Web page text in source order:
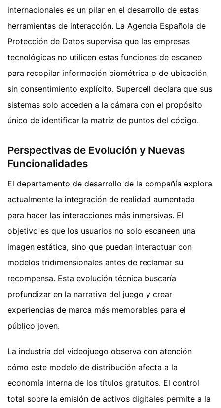
internacionales es un pilar en el desarrollo de estas
herramientas de interacción. La Agencia Española de
Protección de Datos supervisa que las empresas
tecnológicas no utilicen estas funciones de escaneo
para recopilar información biométrica o de ubicación
sin consentimiento explícito. Supercell declara que sus
sistemas solo acceden a la cámara con el propósito
único de identificar la matriz de puntos del código.
Perspectivas de Evolución y Nuevas
Funcionalidades
El departamento de desarrollo de la compañía explora
actualmente la integración de realidad aumentada
para hacer las interacciones más inmersivas. El
objetivo es que los usuarios no solo escaneen una
imagen estática, sino que puedan interactuar con
modelos tridimensionales antes de reclamar su
recompensa. Esta evolución técnica buscaría
profundizar en la narrativa del juego y crear
experiencias de marca más memorables para el
público joven.
La industria del videojuego observa con atención
cómo este modelo de distribución afecta a la
economía interna de los títulos gratuitos. El control
total sobre la emisión de activos digitales permite a la